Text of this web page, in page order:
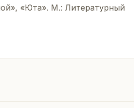
«Юта». М.: Литературный